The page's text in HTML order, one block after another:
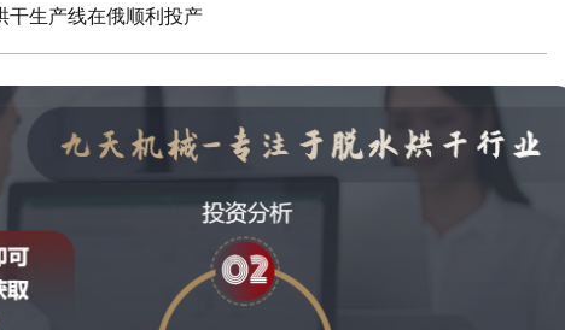
干生产线在俄顺利投产